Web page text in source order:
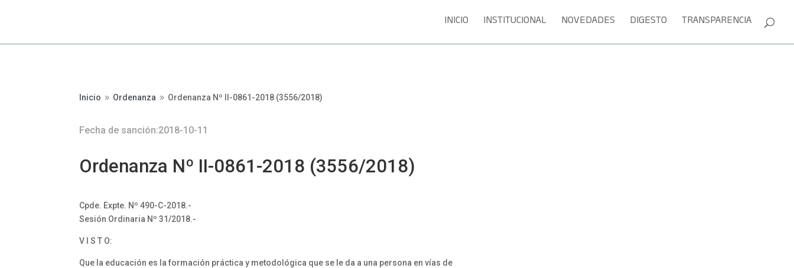
INICIO INSTITUCIONAL NOVEDADES DIGESTO TRANSPARENCIA
Inicio 9 Ordenanza 9 Ordenanza Nº II-0861-2018 (3556/2018)
Fecha de sanción:2018-10-11
Ordenanza Nº II-0861-2018 (3556/2018)
Cpde. Expte. Nº 490-C-2018.-
Sesión Ordinaria Nº 31/2018.-
V I S T O:
Que la educación es la formación práctica y metodológica que se le da a una persona en vías de